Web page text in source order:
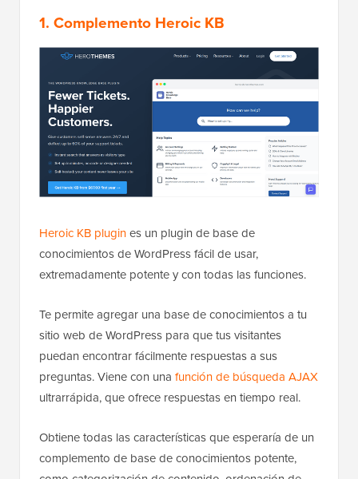
1. Complemento Heroic KB
Heroic KB plugines un plugin de base de
conocimientos de WordPress fácil de usar,
extremadamente potente y con todas las funciones.
Te permite agregar una base de conocimientos a tu
sitio web de WordPress para que tus visitantes
puedan encontrar fácilmente respuestas a sus
preguntas. Viene con una función de búsqueda AJAX
ultrarrápida, que ofrece respuestas en tiempo real.
Obtiene todas las características que esperaría de un
complemento de base de conocimientos potente,